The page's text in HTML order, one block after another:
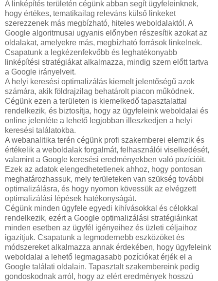
A linképítés területén cégünk abban segít ügyfeleinknek,
hogy értékes, tematikailag releváns külső linkeket
szerezzenek más megbízható, hiteles weboldalaktól. A
Google algoritmusai ugyanis előnyben részesítik azokat az
oldalakat, amelyekre más, megbízható források linkelnek.
Csapatunk a legkézenfekvőbb és leghatékonyabb
linképítési stratégiákat alkalmazza, mindig szem előtt tartva
a Google irányelveit.
A helyi keresési optimalizálás kiemelt jelentőségű azok
számára, akik földrajzilag behatárolt piacon működnek.
Cégünk ezen a területen is kiemelkedő tapasztalattal
rendelkezik, és biztosítja, hogy az ügyfeleink weboldalai és
online jelenléte a lehető legjobban illeszkedjen a helyi
keresési találatokba.
A webanalitika terén cégünk profi szakemberei elemzik és
értékelik a weboldalak forgalmát, felhasználói viselkedését,
valamint a Google keresési eredményekben való pozícióit.
Ezek az adatok elengedhetetlenek ahhoz, hogy pontosan
meghatározhassuk, mely területeken van szükség további
optimalizálásra, és hogy nyomon kövessük az elvégzett
optimalizálási lépések hatékonyságát.
Cégünk minden ügyfele egyedi kihívásokkal és célokkal
rendelkezik, ezért a Google optimalizálási stratégiáinkat
minden esetben az ügyfél igényeihez és üzleti céljaihoz
igazítjuk. Csapatunk a legmodernebb eszközöket és
módszereket alkalmazza annak érdekében, hogy ügyfeleink
weboldalai a lehető legmagasabb pozíciókat érjék el a
Google találati oldalain. Tapasztalt szakembereink pedig
gondoskodnak arról, hogy az elért eredmények hosszú